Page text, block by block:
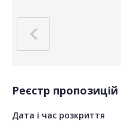
Реєстр пропозицій
Дата і час розкриття